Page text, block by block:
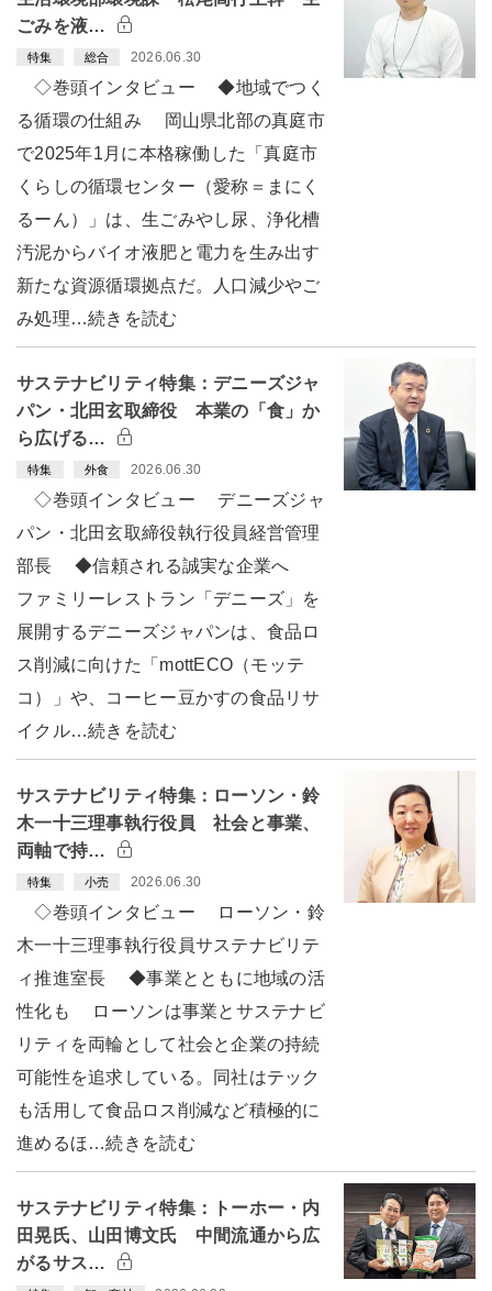
ごみを液…
特集 総合 2026.06.30
◇巻頭インタビュー ◆地域でつく
る循環の仕組み 岡山県北部の真庭市
で2025年1月に本格稼働した「真庭市
くらしの循環センター（愛称＝まにく
るーん）」は、生ごみやし尿、浄化槽
汚泥からバイオ液肥と電力を生み出す
新たな資源循環拠点だ。人口減少やご
み処理…続きを読む
サステナビリティ特集：デニーズジャ
パン・北田玄取締役 本業の「食」か
ら広げる…
特集 外食 2026.06.30
◇巻頭インタビュー デニーズジャ
パン・北田玄取締役執行役員経営管理
部長 ◆信頼される誠実な企業へ
ファミリーレストラン「デニーズ」を
展開するデニーズジャパンは、食品ロ
ス削減に向けた「mottECO（モッテ
コ）」や、コーヒー豆かすの食品リサ
イクル…続きを読む
サステナビリティ特集：ローソン・鈴
木一十三理事執行役員 社会と事業、
両軸で持…
特集 小売 2026.06.30
◇巻頭インタビュー ローソン・鈴
木一十三理事執行役員サステナビリテ
ィ推進室長 ◆事業とともに地域の活
性化も ローソンは事業とサステナビ
リティを両輪として社会と企業の持続
可能性を追求している。同社はテック
も活用して食品ロス削減など積極的に
進めるほ…続きを読む
サステナビリティ特集：トーホー・内
田晃氏、山田博文氏 中間流通から広
がるサス…